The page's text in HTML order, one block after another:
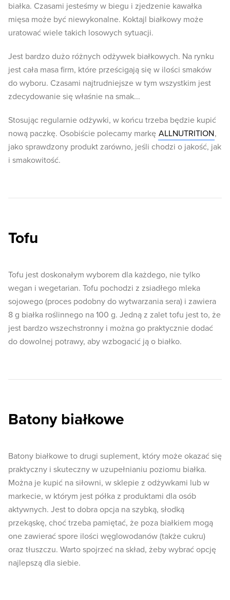
białka. Czasami jesteśmy w biegu i zjedzenie kawałka
mięsa może być niewykonalne. Koktajl białkowy może
uratować wiele takich losowych sytuacji.
Jest bardzo dużo różnych odżywek białkowych. Na rynku
jest cała masa firm, które prześcigają się w ilości smaków
do wyboru. Czasami najtrudniejsze w tym wszystkim jest
zdecydowanie się właśnie na smak...
Stosując regularnie odżywki, w końcu trzeba będzie kupić
nową paczkę. Osobiście polecamy markę ALLNUTRITION,
jako sprawdzony produkt zarówno, jeśli chodzi o jakość, jak
i smakowitość.
Tofu
Tofu jest doskonałym wyborem dla każdego, nie tylko
wegan i wegetarian. Tofu pochodzi z zsiadłego mleka
sojowego (proces podobny do wytwarzania sera) i zawiera
8 g białka roślinnego na 100 g. Jedną z zalet tofu jest to, że
jest bardzo wszechstronny i można go praktycznie dodać
do dowolnej potrawy, aby wzbogacić ją o białko.
Batony białkowe
Batony białkowe to drugi suplement, który może okazać się
praktyczny i skuteczny w uzupełnianiu poziomu białka.
Można je kupić na siłowni, w sklepie z odżywkami lub w
markecie, w którym jest półka z produktami dla osób
aktywnych. Jest to dobra opcja na szybką, słodką
przekąskę, choć trzeba pamiętać, że poza białkiem mogą
one zawierać spore ilości węglowodanów (także cukru)
oraz tłuszczu. Warto spojrzeć na skład, żeby wybrać opcję
najlepszą dla siebie.